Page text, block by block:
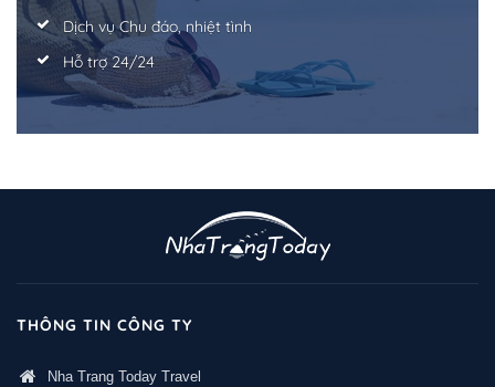
Dịch vụ Chu đáo, nhiệt tình
Hỗ trợ 24/24
THÔNG TIN CÔNG TY
Nha Trang Today Travel